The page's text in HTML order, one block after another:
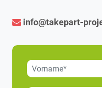
info@takepart-